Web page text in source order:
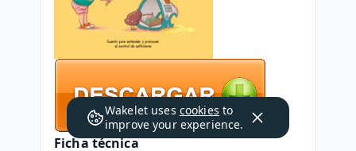
Ficha técnica
Wakelet uses cookies to
improve your experience.